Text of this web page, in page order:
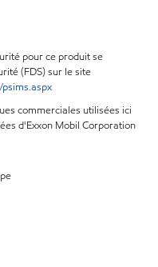
pour ce produit se
(FDS) sur le site
commerciales utilisées ici
d'Exxon Mobil Corporation